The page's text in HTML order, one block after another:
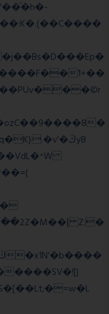
-
1+��
�
Z.�
����SV�![|